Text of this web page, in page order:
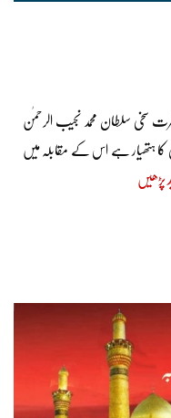
حضرت سخی سلطان محمد نجیب الرحمٰن
کا ہتھیار ہے اس کے مقابلہ میں
پڑھیں